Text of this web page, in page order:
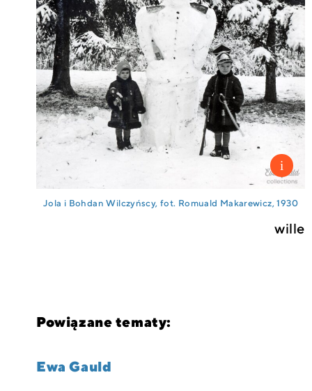
Jola i Bohdan Wilczyńscy, fot. Romuald Makarewicz, 1930
wille
Powiązane tematy:
Ewa Gauld